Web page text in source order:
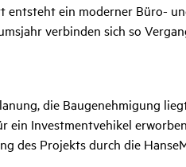
ein moderner Büro-
verbinden sich so
die Baugenehmigung
Investmentvehikel
des Projekts durch die